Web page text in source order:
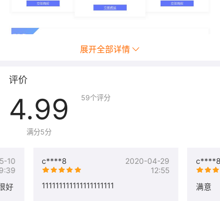
展开全部详情
评价
4.99
满分5分
59个评分
c****8
2020-04-29
12:55
111111111111111111111
满意
10
好